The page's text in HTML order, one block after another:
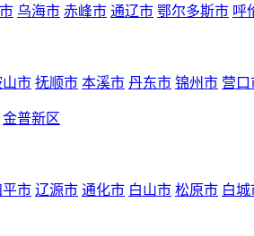
乌海市 赤峰市 通辽市 鄂尔多斯市 呼
山市 抚顺市 本溪市 丹东市 锦州市 营口
金普新区
平市 辽源市 通化市 白山市 松原市 白城